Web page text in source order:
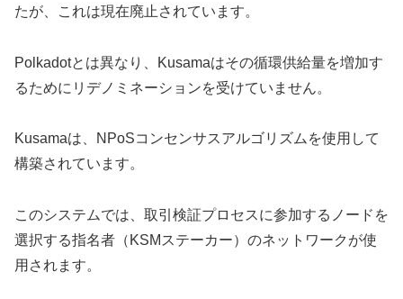
たが、これは現在廃止されています。
Polkadotとは異なり、Kusamaはその循環供給量を増加す
るためにリデノミネーションを受けていません。
Kusamaは、NPoSコンセンサスアルゴリズムを使用して
構築されています。
このシステムでは、取引検証プロセスに参加するノードを
選択する指名者（KSMステーカー）のネットワークが使
用されます。